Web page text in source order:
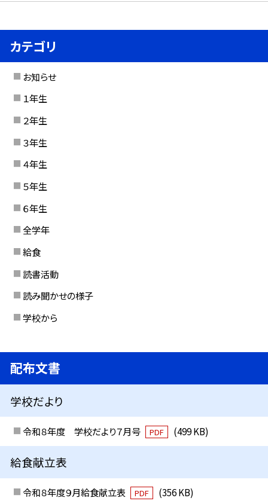
カテゴリ
お知らせ
１年生
２年生
３年生
４年生
５年生
６年生
全学年
給食
読書活動
読み聞かせの様子
学校から
配布文書
学校だより
令和８年度 学校だより７月号 PDF (499 KB)
給食献立表
令和８年度９月給食献立表 PDF (356 KB)